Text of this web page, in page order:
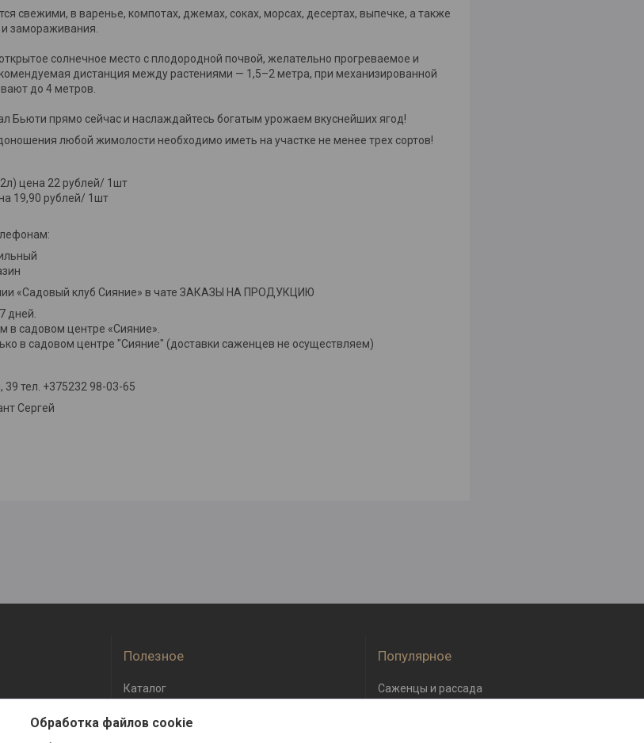
свежими, в варенье, компотах, джемах, соках, морсах, десертах, выпечке, а также
замораживания.
солнечное место с плодородной почвой, желательно прогреваемое и
дистанция между растениями — 1,5–2 метра, при механизированной
до 4 метров.
Бьюти прямо сейчас и наслаждайтесь богатым урожаем вкуснейших ягод!
любой жимолости необходимо иметь на участке не менее трех сортов!
цена 22 рублей/ 1шт
19,90 рублей/ 1шт
«Садовый клуб Сияние» в чате ЗАКАЗЫ НА ПРОДУКЦИЮ
дней.
в садовом центре «Сияние».
в садовом центре "Сияние" (доставки саженцев не осуществляем)
39 тел. +375232 98-03-65
Сергей
Полезное
Каталог
Популярное
Саженцы и рассада
Обработка файлов cookie